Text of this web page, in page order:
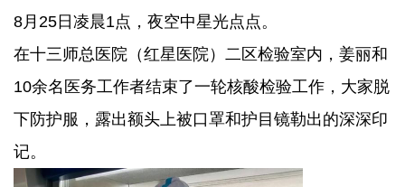
8月25日凌晨1点，夜空中星光点点。
在十三师总医院（红星医院）二区检验室内，姜丽和
10余名医务工作者结束了一轮核酸检验工作，大家脱
下防护服，露出额头上被口罩和护目镜勒出的深深印
记。